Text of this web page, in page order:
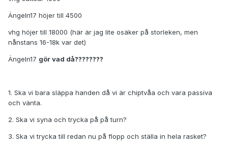
Ängeln17 höjer till 4500
vhg höjer till 18000 (här är jag lite osäker på storleken, men
nånstans 16-18k var det)
Ängeln17 gör vad då????????
1. Ska vi bara släppa handen då vi är chiptvåa och vara passiva
och vänta.
2. Ska vi syna och trycka på på turn?
3. Ska vi trycka till redan nu på flopp och ställa in hela rasket?